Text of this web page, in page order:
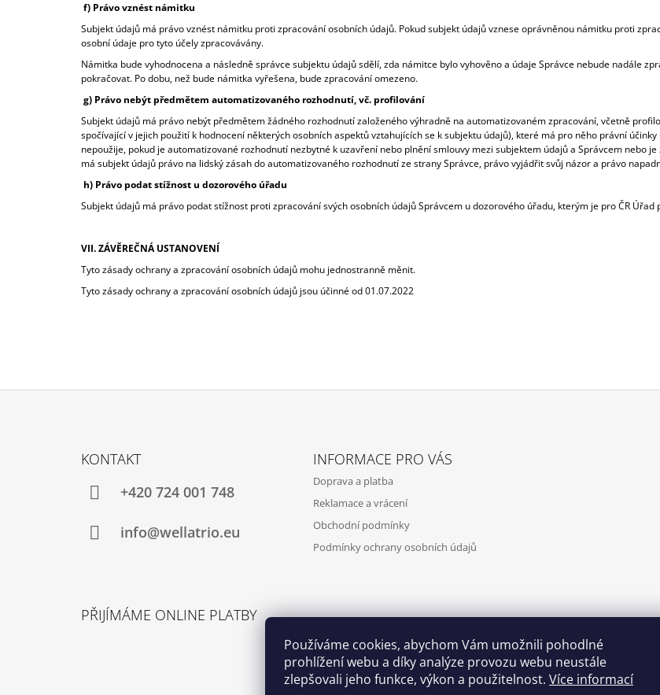
Používáme cookies, abychom Vám umožnili pohodlné
prohlížení webu a díky analýze provozu webu neustále
zlepšovali jeho funkce, výkon a použitelnost. Více informací
f) Právo vznést námitku
Subjekt údajů má právo vznést námitku proti zpracování osobních údajů. Pokud subjekt údajů vznese oprávněnou námitku proti
osobní údaje pro tyto účely zpracovávány.
Námitka bude vyhodnocena a následně správce subjektu údajů sdělí, zda námitce bylo vyhověno a údaje Správce nebude nadále
pokračovat. Po dobu, než bude námitka vyřešena, bude zpracování omezeno.
g) Právo nebýt předmětem automatizovaného rozhodnutí, vč. profilování
Subjekt údajů má právo nebýt předmětem žádného rozhodnutí založeného výhradně na automatizovaném zpracování, včetně
spočívající v jejich použití k hodnocení některých osobních aspektů vztahujících se k subjektu údajů), které má pro něho právní
nepoužije, pokud je automatizované rozhodnutí nezbytné k uzavření nebo plnění smlouvy mezi subjektem údajů a Správcem nebo
má subjekt údajů právo na lidský zásah do automatizovaného rozhodnutí ze strany Správce, právo vyjádřit svůj názor a právo
h) Právo podat stížnost u dozorového úřadu
Subjekt údajů má právo podat stížnost proti zpracování svých osobních údajů Správcem u dozorového úřadu, kterým je pro ČR
VII. ZÁVĚREČNÁ USTANOVENÍ
Tyto zásady ochrany a zpracování osobních údajů mohu jednostranně měnit.
Tyto zásady ochrany a zpracování osobních údajů jsou účinné od 01.07.2022
KONTAKT
+420 724 001 748
info@wellatrio.eu
INFORMACE PRO VÁS
Doprava a platba
Reklamace a vrácení
Obchodní podmínky
Podmínky ochrany osobních údajů
PŘIJÍMÁME ONLINE PLATBY